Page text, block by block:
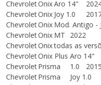
ChevroletOnixAro 14"
ChevroletOnix Joy 1.0
ChevroletOnix Mod. Antigo -
ChevroletOnix MT
2022
ChevroletOnixtodas as
ChevroletOnix Plus Aro 14"
ChevroletPrisma 1.0
ChevroletPrisma Joy 1.0